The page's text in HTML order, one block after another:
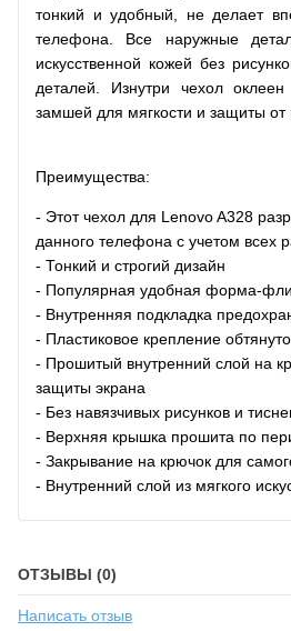
тонкий и удобный, не делает
телефона. Все наружные
искусственной кожей без
деталей. Изнутри чехол оклеен
замшей для мягкости и защиты от
Преимущества:
- Этот чехол для Lenovo A328
данного телефона с учетом всех
- Тонкий и строгий дизайн
- Популярная удобная форма-
- Внутренняя подкладка
- Пластиковое крепление
- Прошитый внутренний слой на
защиты экрана
- Без навязчивых рисунков и
- Верхняя крышка прошита по
- Закрывание на крючок для
- Внутренний слой из мягкого
ОТЗЫВЫ (0)
Написать отзыв